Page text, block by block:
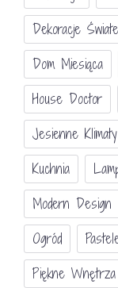
Dekoracje
Dom Miesiąca
House Doctor
Jesienne Klimaty
Kuchnia
Modern Design
Ogród
Piękne Wnętrza